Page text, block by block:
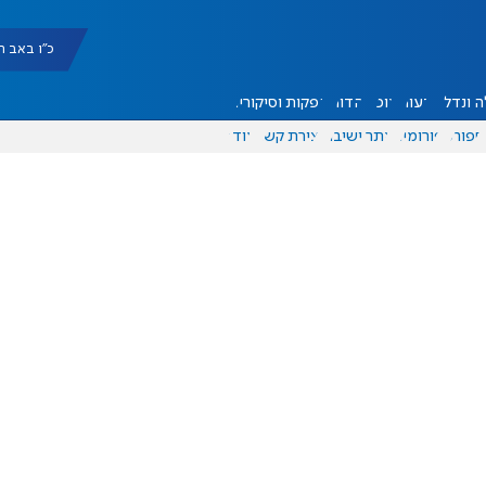
כ"ו באב
ונדל"ן דעות אוכל יהדות הפקות וסיקורים
ספורט פורומים אתר ישיבה יצירת קשר עוד